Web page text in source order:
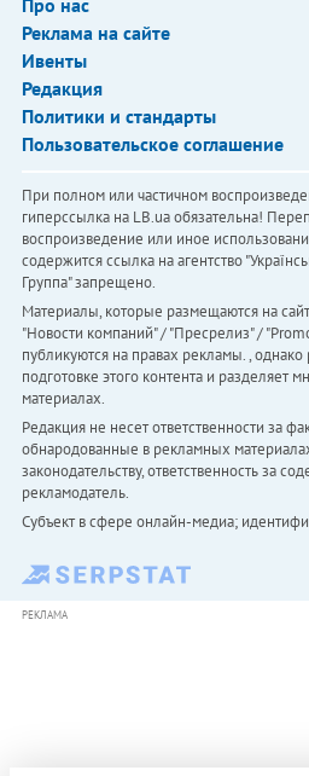
Реклама на сайте
Ивенты
Редакция
Политики и стандарты
Пользовательское соглашение
При полном или частичном
гиперссылка на LB.ua обязательна!
воспроизведение или иное
содержится ссылка на агентство
Группа" запрещено.
Материалы, которые размещаются на
"Новости компаний" / "Пресрелиз" /
публикуются на правах рекламы. , однако
подготовке этого контента и разделяет
материалах.
Редакция не несет ответственности за
обнародованные в рекламных
законодательству, ответственность за
рекламодатель.
Субъект в сфере онлайн-медиа;
РЕКЛАМА